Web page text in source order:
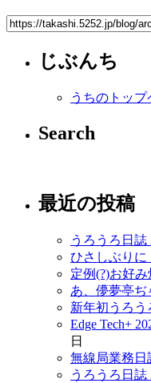
じぶんち
うちのトップ
Search
最近の投稿
うろうろ日誌
ひさしぶりに
定例(?)お好み
あ、儚夢亭ぢ
新年初うろう
Edge Tech+
日
無線局業務日
うろうろ日誌